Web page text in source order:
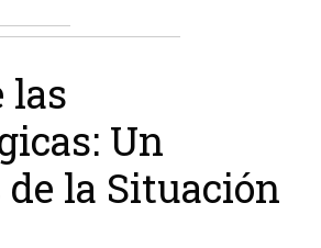
las
Un
la Situación